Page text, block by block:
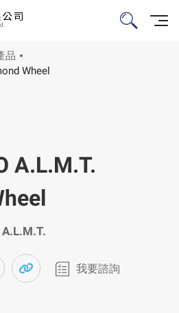
品
Wheel
A.L.M.T.
我要諮詢